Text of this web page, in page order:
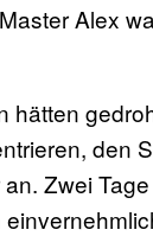
Alex
hätten
den
Zwei